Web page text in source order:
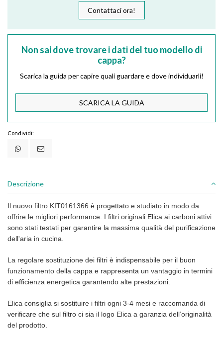
Contattaci ora!
Non sai dove trovare i dati del tuo modello di
cappa?
Scarica la guida per capire quali guardare e dove individuarli!
SCARICA LA GUIDA
Condividi:
Descrizione
Il nuovo filtro KIT0161366 è progettato e studiato in modo da
offrire le migliori performance. I filtri originali Elica ai carboni attivi
sono stati testati per garantire la massima qualità del purificazione
dell'aria in cucina.
La regolare sostituzione dei filtri è indispensabile per il buon
funzionamento della cappa e rappresenta un vantaggio in termini
di efficienza energetica garantendo alte prestazioni.
Elica consiglia si sostituire i filtri ogni 3-4 mesi e raccomanda di
verificare che sul filtro ci sia il logo Elica a garanzia dell’originalità
del prodotto.